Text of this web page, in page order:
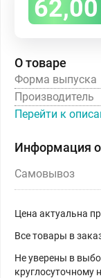
62,00
О товаре
Форма выпуска
Производитель
Перейти к
Информация о
Самовывоз
Цена актуальна
Все товары в
Не уверены в
круглосуточному